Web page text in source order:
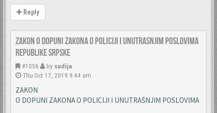
Reply
Zakon o dopuni Zakona o policiji i unutrasnjim poslovima
Republike Srpske
#1056 by sudija
Thu Oct 17, 2019 9:44 am
ZAKON
O DOPUNI ZAKONA O POLICIJI I UNUTRAŠNJIM POSLOVIMA